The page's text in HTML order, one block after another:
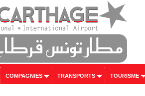
COMPAGNIES TRANSPORTS TOURISME